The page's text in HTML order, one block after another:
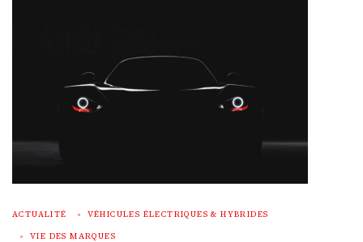
ACTUALITÉ VÉHICULES ÉLECTRIQUES & HYBRIDES
VIE DES MARQUES